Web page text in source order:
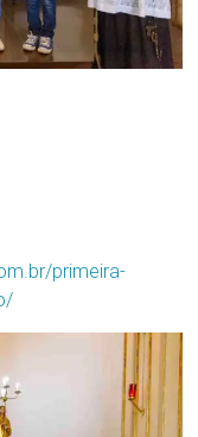
primeira-